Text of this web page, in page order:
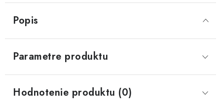
Popis
Parametre produktu
Hodnotenie produktu (0)